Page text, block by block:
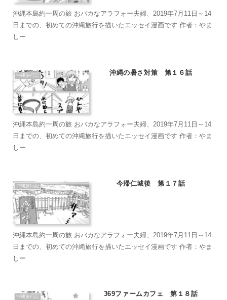
沖縄本島約一周の旅 おバカなアラフォー夫婦、2019年7月11日～14
日までの、初めての沖縄旅行を描いたエッセイ漫画です 作者：やま
しー
沖縄旅行記 沖縄の暑さ対策 第１６話
沖縄本島約一周の旅 おバカなアラフォー夫婦、2019年7月11日～14
日までの、初めての沖縄旅行を描いたエッセイ漫画です 作者：やま
しー
沖縄旅行記 今帰仁城後 第１７話
沖縄本島約一周の旅 おバカなアラフォー夫婦、2019年7月11日～14
日までの、初めての沖縄旅行を描いたエッセイ漫画です 作者：やま
しー
沖縄旅行記 369ファームカフェ 第１８話